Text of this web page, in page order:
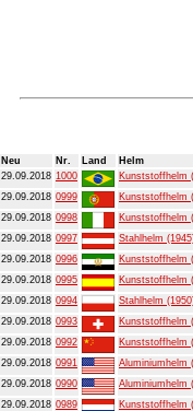
Neu Nr. Land
Helm
29.09.2018 1000
Kunststoffhelm
29.09.2018 0999
Kunststoffhelm
29.09.2018 0998
Kunststoffhelm
29.09.2018 0997
Stahlhelm
29.09.2018 0996
Kunststoffhelm
29.09.2018 0995
Kunststoffhelm
29.09.2018 0994
Stahlhelm
29.09.2018 0993
Kunststoffhelm
29.09.2018 0992
Kunststoffhelm
29.09.2018 0991
Aluminiumhelm
29.09.2018 0990
Aluminiumhelm
29.09.2018 0989
Kunststoffhelm